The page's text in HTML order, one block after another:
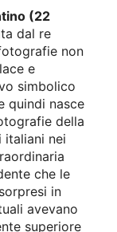
(22
dal re
non
e
simbolico
quindi nasce
della
italiani nei
che le
in
avevano
superiore